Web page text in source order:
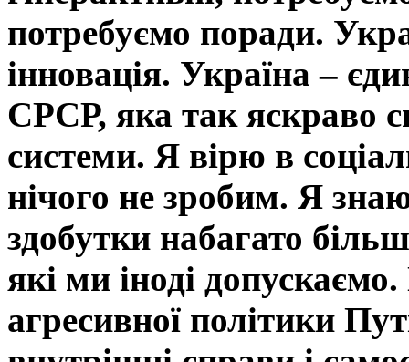
потребуємо поради.
інновація. Україна –
СРСР, яка так яскраво
системи. Я вірю в
нічого не зробим. Я
здобутки набагато
які ми іноді
агресивної політики